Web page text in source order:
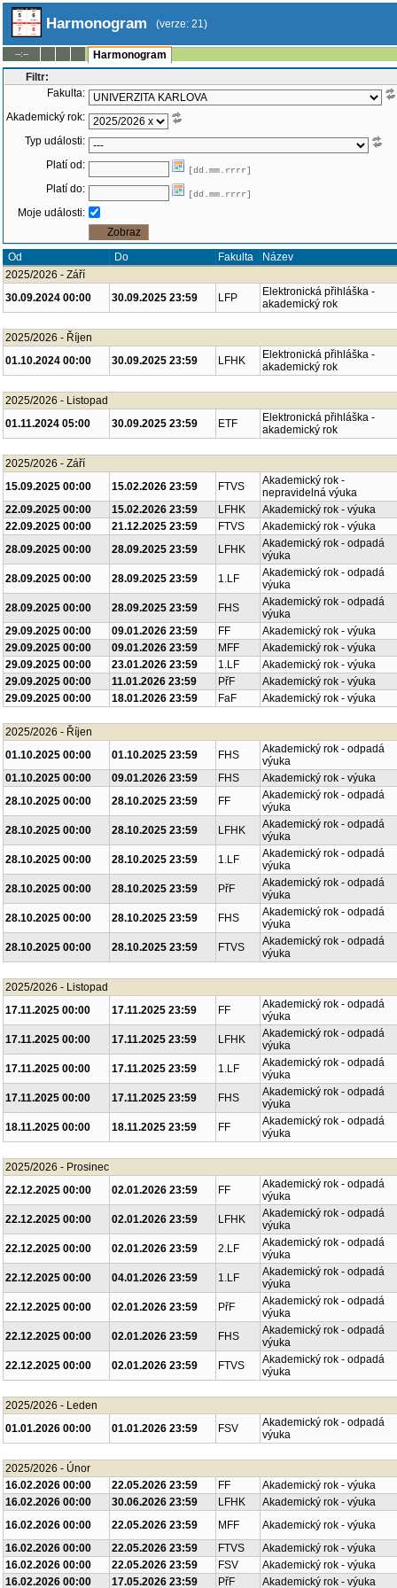
Harmonogram (verze: 21)
--:--
Harmonogram
Filtr:
Fakulta:
Akademický rok:
Typ události:
Platí od:
[dd.mm.rrrr]
Platí do: [dd.mm.rrrr]
Moje události:
Od Do Fakulta
Název
2025/2026 - Září
30.09.2024 00:00
30.09.2025 23:59 LFP
Elektronická přihláška -
akademický rok
2025/2026 - Říjen
01.10.2024 00:00
30.09.2025 23:59 LFHK
Elektronická přihláška -
akademický rok
2025/2026 - Listopad
01.11.2024 05:00
30.09.2025 23:59 ETF
Elektronická přihláška -
akademický rok
2025/2026 - Září
15.09.2025 00:00
15.02.2026 23:59 FTVS
Akademický rok -
nepravidelná výuka
22.09.2025 00:00
15.02.2026 23:59 LFHK
Akademický rok - výuka
22.09.2025 00:00
21.12.2025 23:59 FTVS
Akademický rok - výuka
28.09.2025 00:00
28.09.2025 23:59 LFHK
Akademický rok - odpadá
výuka
28.09.2025 00:00
28.09.2025 23:59 1.LF
Akademický rok - odpadá
výuka
28.09.2025 00:00
28.09.2025 23:59 FHS
Akademický rok - odpadá
výuka
29.09.2025 00:00
09.01.2026 23:59 FF
Akademický rok - výuka
29.09.2025 00:00
09.01.2026 23:59 MFF
Akademický rok - výuka
29.09.2025 00:00
23.01.2026 23:59 1.LF
Akademický rok - výuka
29.09.2025 00:00
11.01.2026 23:59 PřF
Akademický rok - výuka
29.09.2025 00:00
18.01.2026 23:59 FaF Akademický rok - výuka
2025/2026 - Říjen
01.10.2025 00:00
01.10.2025 23:59 FHS
Akademický rok - odpadá
výuka
01.10.2025 00:00
09.01.2026 23:59 FHS
Akademický rok - výuka
28.10.2025 00:00
28.10.2025 23:59 FF
Akademický rok - odpadá
výuka
28.10.2025 00:00
28.10.2025 23:59 LFHK
Akademický rok - odpadá
výuka
28.10.2025 00:00
28.10.2025 23:59 1.LF
Akademický rok - odpadá
výuka
28.10.2025 00:00
28.10.2025 23:59 PřF
Akademický rok - odpadá
výuka
28.10.2025 00:00
28.10.2025 23:59 FHS
Akademický rok - odpadá
výuka
28.10.2025 00:00
28.10.2025 23:59 FTVS
Akademický rok - odpadá
výuka
2025/2026 - Listopad
17.11.2025 00:00
17.11.2025 23:59 FF
Akademický rok - odpadá
výuka
17.11.2025 00:00
17.11.2025 23:59 LFHK
Akademický rok - odpadá
výuka
17.11.2025 00:00
17.11.2025 23:59 1.LF
Akademický rok - odpadá
výuka
17.11.2025 00:00
17.11.2025 23:59 FHS
Akademický rok - odpadá
výuka
18.11.2025 00:00
18.11.2025 23:59 FF
Akademický rok - odpadá
výuka
2025/2026 - Prosinec
22.12.2025 00:00
02.01.2026 23:59 FF
Akademický rok - odpadá
výuka
22.12.2025 00:00
02.01.2026 23:59 LFHK
Akademický rok - odpadá
výuka
22.12.2025 00:00
02.01.2026 23:59 2.LF
Akademický rok - odpadá
výuka
22.12.2025 00:00
04.01.2026 23:59 1.LF
Akademický rok - odpadá
výuka
22.12.2025 00:00
02.01.2026 23:59 PřF
Akademický rok - odpadá
výuka
22.12.2025 00:00
02.01.2026 23:59 FHS
Akademický rok - odpadá
výuka
22.12.2025 00:00
02.01.2026 23:59 FTVS
Akademický rok - odpadá
výuka
2025/2026 - Leden
01.01.2026 00:00
01.01.2026 23:59 FSV
Akademický rok - odpadá
výuka
2025/2026 - Únor
16.02.2026 00:00
22.05.2026 23:59 FF
Akademický rok - výuka
16.02.2026 00:00
30.06.2026 23:59 LFHK
Akademický rok - výuka
16.02.2026 00:00
22.05.2026 23:59 MFF
Akademický rok - výuka
16.02.2026 00:00
22.05.2026 23:59 FTVS
Akademický rok - výuka
16.02.2026 00:00
22.05.2026 23:59 FSV
Akademický rok - výuka
16.02.2026 00:00
17.05.2026 23:59 PřF Akademický rok - výuka